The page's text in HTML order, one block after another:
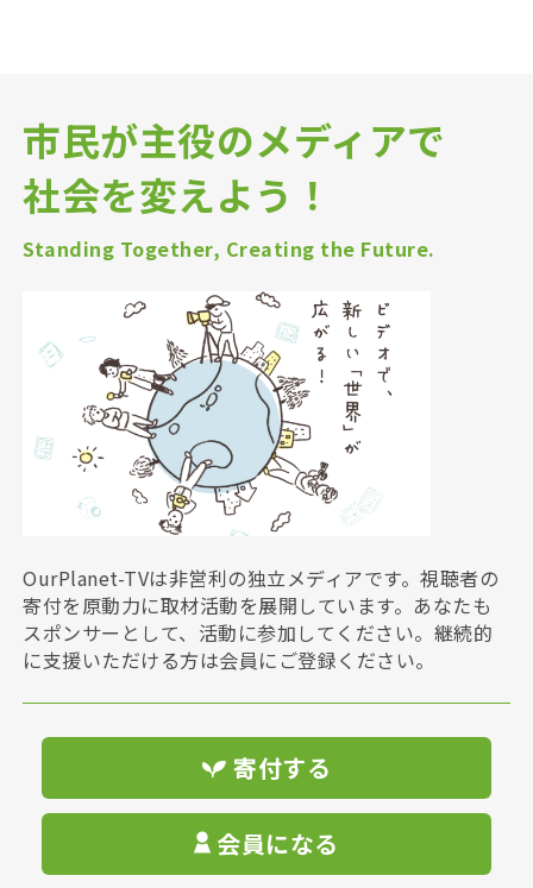
市民が主役のメディアで
社会を変えよう！
Standing Together, Creating the Future.
OurPlanet-TVは非営利の独立メディアです。視聴者の
寄付を原動力に取材活動を展開しています。あなたも
スポンサーとして、活動に参加してください。継続的
に支援いただける方は会員にご登録ください。
寄付する
会員になる